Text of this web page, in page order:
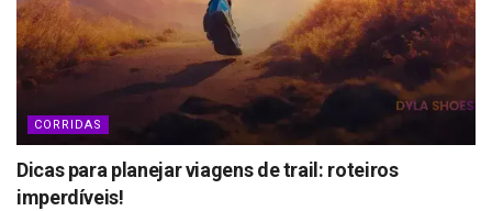
CORRIDAS
Dicas para planejar viagens de trail: roteiros
imperdíveis!